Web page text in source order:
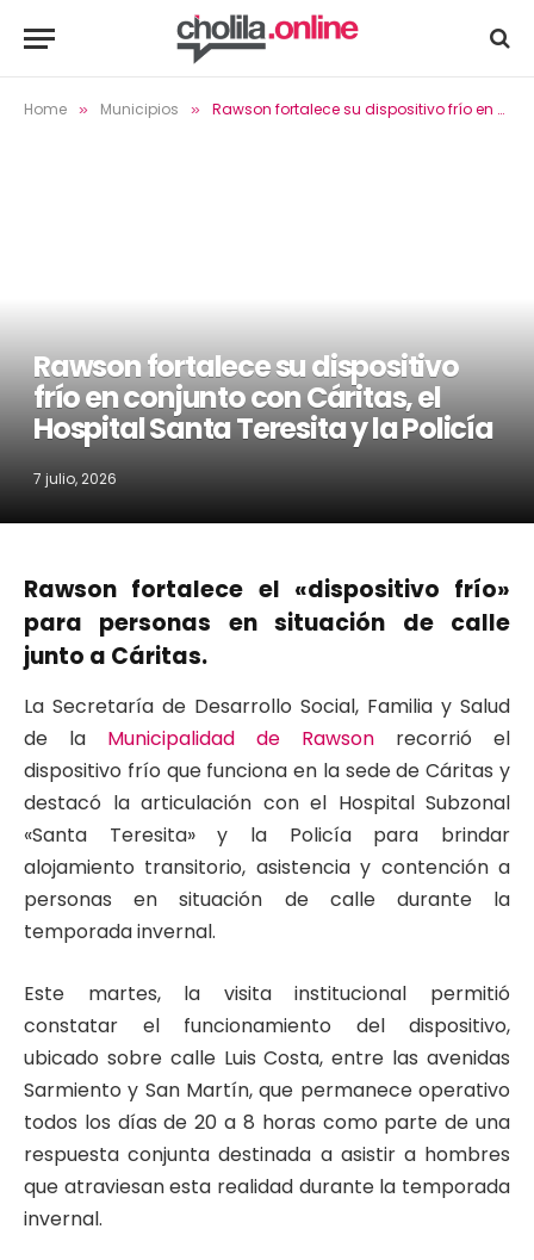
Home » Municipios » Rawson fortalece su dispositivo frío en conjunto con Cáritas, el Hospital Santa Teresita y la Policía
Rawson fortalece su dispositivo
frío en conjunto con Cáritas, el
Hospital Santa Teresita y la Policía
7 julio, 2026
Rawson fortalece el «dispositivo frío»
para personas en situación de calle
junto a Cáritas.
La Secretaría de Desarrollo Social, Familia y Salud
de la Municipalidad de Rawson recorrió el
dispositivo frío que funciona en la sede de Cáritas y
destacó la articulación con el Hospital Subzonal
«Santa Teresita» y la Policía para brindar
alojamiento transitorio, asistencia y contención a
personas en situación de calle durante la
temporada invernal.
Este martes, la visita institucional permitió
constatar el funcionamiento del dispositivo,
ubicado sobre calle Luis Costa, entre las avenidas
Sarmiento y San Martín, que permanece operativo
todos los días de 20 a 8 horas como parte de una
respuesta conjunta destinada a asistir a hombres
que atraviesan esta realidad durante la temporada
invernal.